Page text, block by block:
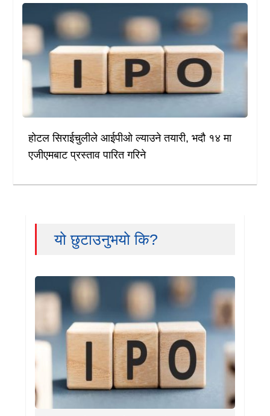
होटल सिराईचुलीले आईपीओ ल्याउने तयारी, भदौ १४ मा
एजीएमबाट प्रस्ताव पारित गरिने
यो छुटाउनुभयो कि?